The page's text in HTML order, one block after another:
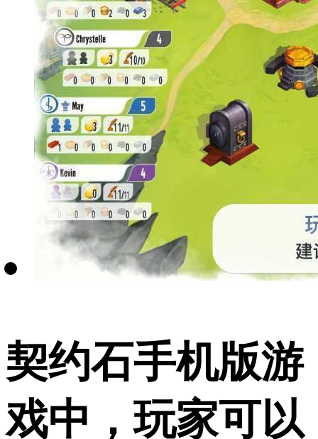
契约石手机版游
戏中，玩家可以